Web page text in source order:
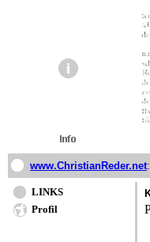
www.ChristianReder.net:
LINKS
Profil